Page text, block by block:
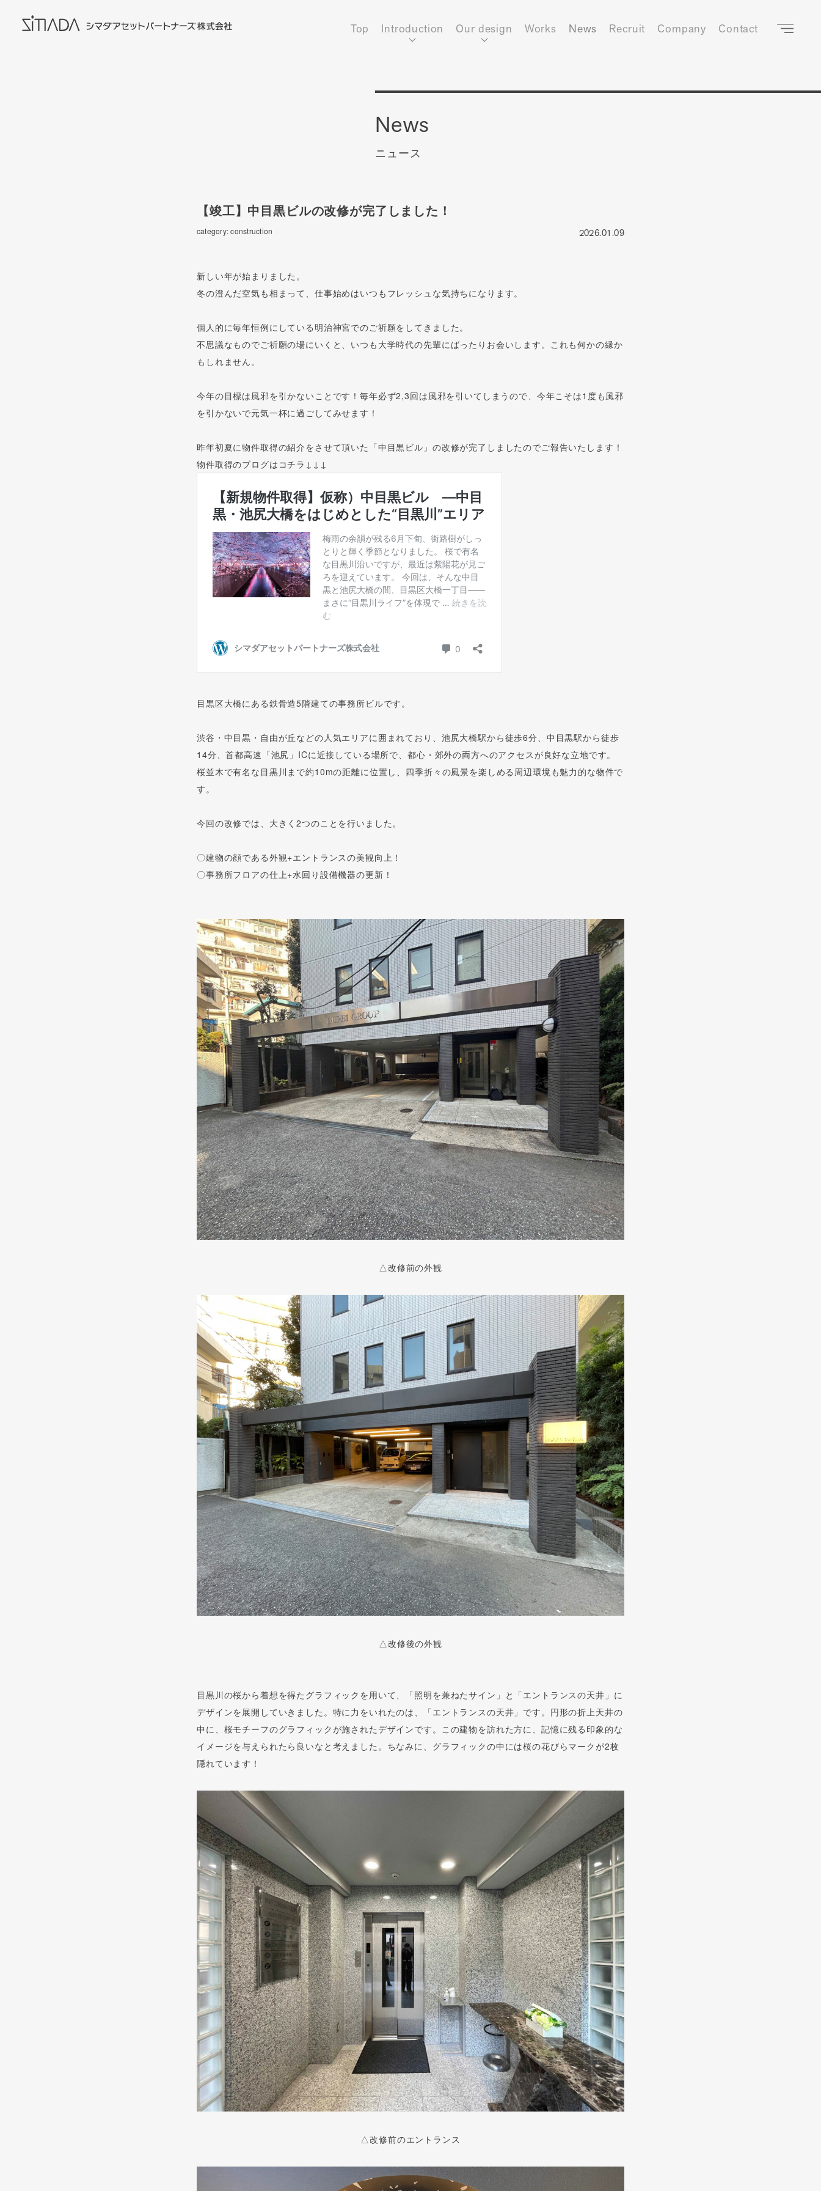
Top Introduction Our design Works News Recruit Company Contact
News
ニュース
【竣工】中目黒ビルの改修が完了しました！
category: construction 2026.01.09
新しい年が始まりました。
冬の澄んだ空気も相まって、仕事始めはいつもフレッシュな気持ちになります。
個人的に毎年恒例にしている明治神宮でのご祈願をしてきました。
不思議なものでご祈願の場にいくと、いつも大学時代の先輩にばったりお会いします。これも何かの縁か
もしれません。
今年の目標は風邪を引かないことです！毎年必ず2,3回は風邪を引いてしまうので、今年こそは1度も風邪
を引かないで元気一杯に過ごしてみせます！
昨年初夏に物件取得の紹介をさせて頂いた「中目黒ビル」の改修が完了しましたのでご報告いたします！
物件取得のブログはコチラ↓↓↓
目黒区大橋にある鉄骨造5階建ての事務所ビルです。
渋谷・中目黒・自由が丘などの人気エリアに囲まれており、池尻大橋駅から徒歩6分、中目黒駅から徒歩
14分、首都高速「池尻」ICに近接している場所で、都心・郊外の両方へのアクセスが良好な立地です。
桜並木で有名な目黒川まで約10mの距離に位置し、四季折々の風景を楽しめる周辺環境も魅力的な物件で
す。
今回の改修では、大きく2つのことを行いました。
〇建物の顔である外観+エントランスの美観向上！
〇事務所フロアの仕上+水回り設備機器の更新！
△改修前の外観
△改修後の外観
目黒川の桜から着想を得たグラフィックを用いて、「照明を兼ねたサイン」と「エントランスの天井」に
デザインを展開していきました。特に力をいれたのは、「エントランスの天井」です。円形の折上天井の
中に、桜モチーフのグラフィックが施されたデザインです。この建物を訪れた方に、記憶に残る印象的な
イメージを与えられたら良いなと考えました。ちなみに、グラフィックの中には桜の花びらマークが2枚
隠れています！
△改修前のエントランス